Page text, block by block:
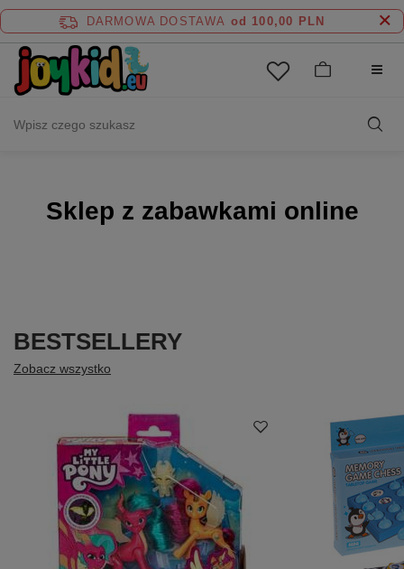
DARMOWA DOSTAWA od 100,00 PLN
Sklep z zabawkami online
BESTSELLERY
Zobacz wszystko